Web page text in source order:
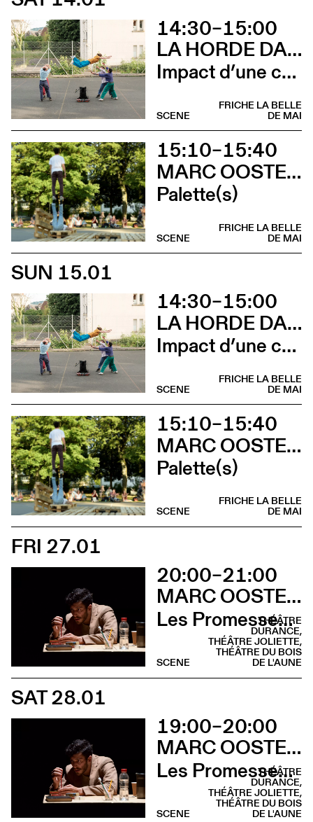
14:30–15:00
LA HORDE DANS LES PAVÉS
Impact d’une course
FRICHE LA BELLE
DE MAI
SCENE
15:10–15:40
MARC OOSTERHOFF
Palette(s)
FRICHE LA BELLE
DE MAI
SCENE
SUN 15.01
14:30–15:00
LA HORDE DANS LES PAVÉS
Impact d’une course
FRICHE LA BELLE
DE MAI
SCENE
15:10–15:40
MARC OOSTERHOFF
Palette(s)
FRICHE LA BELLE
DE MAI
SCENE
FRI 27.01
20:00–21:00
MARC OOSTERHOFF
Les Promesses de l’incertitude
THÉÂTRE
DURANCE,
THÉÂTRE JOLIETTE,
THÉÂTRE DU BOIS
DE L'AUNE
SCENE
SAT 28.01
19:00–20:00
MARC OOSTERHOFF
Les Promesses de l’incertitude
THÉÂTRE
DURANCE,
THÉÂTRE JOLIETTE,
THÉÂTRE DU BOIS
DE L'AUNE
SCENE